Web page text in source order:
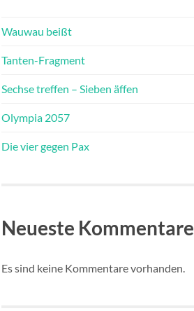
Wauwau beißt
Tanten-Fragment
Sechse treffen – Sieben äffen
Olympia 2057
Die vier gegen Pax
Neueste Kommentare
Es sind keine Kommentare vorhanden.